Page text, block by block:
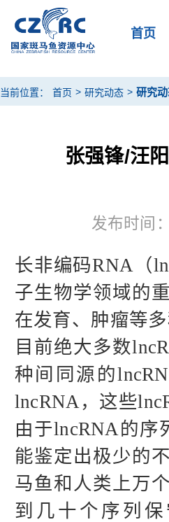
首页
当前位置： 首页 > 研究动态 > 研究
张强锋/汪
发布时间
长非编码RNA（
子生物学领域的
在发育、肿瘤等
目前绝大多数
种间同源的
lncRNA，这些
由于lncRNA的序
能鉴定出极少的
马鱼和人类上万
到几十个序列